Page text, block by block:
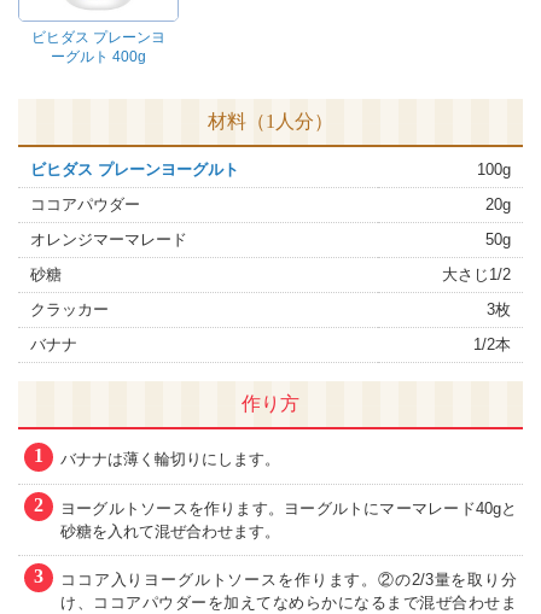
ビヒダス プレーンヨ
ーグルト 400g
材料（1人分）
ビヒダス プレーンヨーグルト
100g
ココアパウダー
20g
オレンジマーマレード
50g
砂糖
大さじ1/2
クラッカー
3枚
バナナ
1/2本
作り方
1 バナナは薄く輪切りにします。
2
ヨーグルトソースを作ります。ヨーグルトにマーマレード40gと
砂糖を入れて混ぜ合わせます。
3
ココア入りヨーグルトソースを作ります。②の2/3量を取り分
け、ココアパウダーを加えてなめらかになるまで混ぜ合わせま